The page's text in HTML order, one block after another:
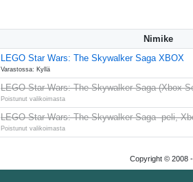
Nimike
LEGO Star Wars: The Skywalker Saga XBOX
Varastossa: Kyllä
LEGO Star Wars: The Skywalker Saga (Xbox
Poistunut valikoimasta
LEGO Star Wars: The Skywalker Saga -peli,
Poistunut valikoimasta
Copyright © 2008 -